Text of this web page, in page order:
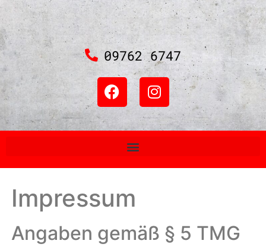
09762 6747
Impressum
Angaben gemäß § 5 TMG